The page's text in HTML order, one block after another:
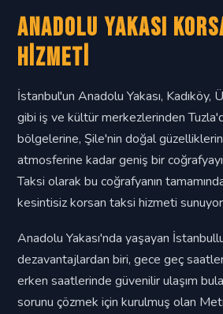
Anadolu Yakası
Hizmeti
İstanbul'un Anadolu Yakası,
gibi iş ve kültür merkezlerinden
bölgelerine, Şile'nin doğal
atmosferine kadar geniş bir
Taksi olarak bu coğrafyanın
kesintisiz korsan taksi hizmeti
Anadolu Yakası'nda yaşayan
dezavantajlardan biri, gece geç
erken saatlerinde güvenilir ulaşım
sorunu çözmek için kurulmuş olan